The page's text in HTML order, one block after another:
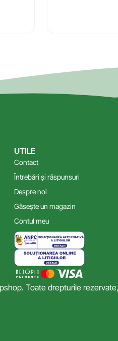
UTILE
Contact
Întrebări și răspunsuri
Despre noi
Găsește un magazin
Contul meu
Toate drepturile